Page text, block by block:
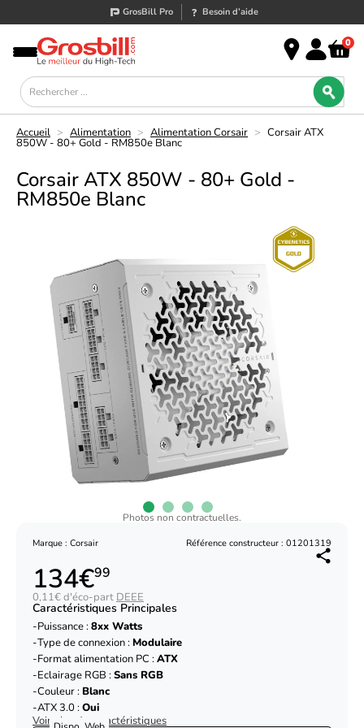
GrosBill Pro Besoin d’aide
0
Accueil > Alimentation > Alimentation Corsair > Corsair ATX
850W - 80+ Gold - RM850e Blanc
Corsair ATX 850W - 80+ Gold -
RM850e Blanc
Photos non contractuelles.
Marque : Corsair Référence constructeur : 01201319
134€99
0,11€ d'éco-part DEEE
Caractéristiques Principales
Puissance :8xx Watts
Type de connexion : Modulaire
Format alimentation PC :ATX
Eclairage RGB :Sans RGB
Couleur : Blanc
ATX 3.0 :Oui
Voir plus de caractéristiques